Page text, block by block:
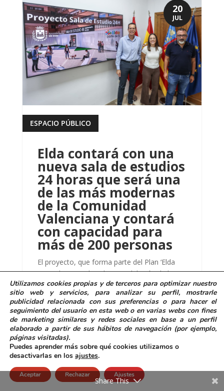
leer más
Elda contará con una
nueva sala de estudios
24 horas que será una
de las más modernas
de la Comunidad
Valenciana y contará
con capacidad para
más de 200 personas
ESPACIO PÚBLICO
El proyecto, que forma parte del Plan ‘Elda
parte de ti’ e incluye la remodelación de la
plaza anexa, permitirá reacondicionar la
antigua sede del CEFIRE dotándola de
espacios para trabajos en equipo, sala
polivalente, salón de actos y área de
descanso, entre otros...
0 Comentario
20
JUL
Utilizamos cookies propias y de terceros para optimizar nuestro
sitio web y servicios, para analizar su perfil, mostrarle
publicidad relacionada con sus preferencias o para hacer el
seguimiento del usuario en esta web o en varias webs con fines
de marketing similares y redes sociales en base a un perfil
elaborado a partir de sus hábitos de navegación (por ejemplo,
páginas visitadas).
Puedes aprender más sobre qué cookies utilizamos o
desactivarlas en los ajustes.
Aceptar Rechazar Ajustes
Share This